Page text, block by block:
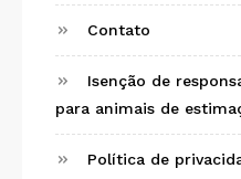
Contato
Isenção de
para animais de
Política de